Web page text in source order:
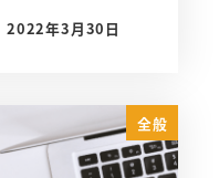
2022年3月30日
全般